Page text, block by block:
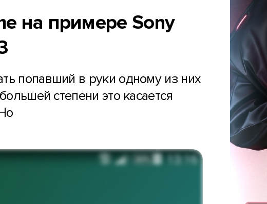
на примере Sony
попавший в руки одному из них
степени это касается